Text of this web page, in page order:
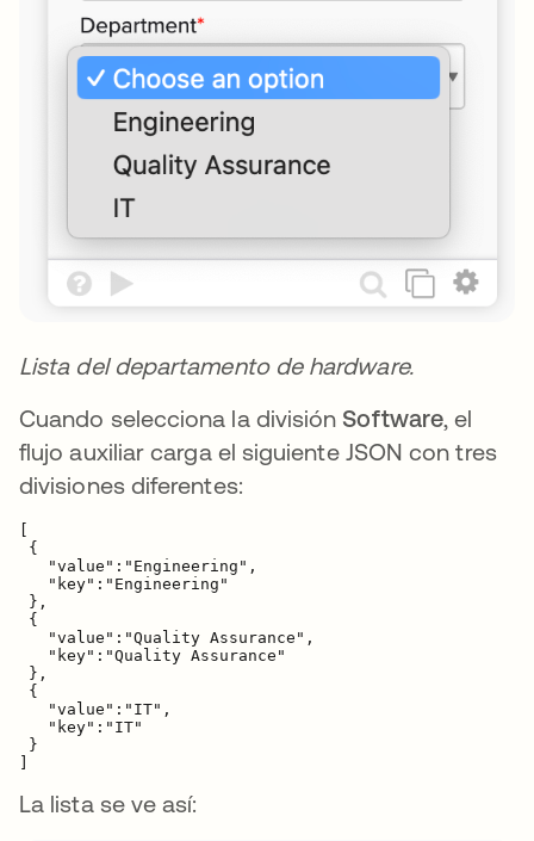
Lista del departamento de hardware.
Cuando selecciona la división Software, el
flujo auxiliar carga el siguiente JSON con tres
divisiones diferentes:
[
{
   "value":"Engineering",
   "key":"Engineering"
},
{
   "value":"Quality Assurance",
   "key":"Quality Assurance"
},
{
   "value":"IT",
   "key":"IT"
}
]
La lista se ve así: